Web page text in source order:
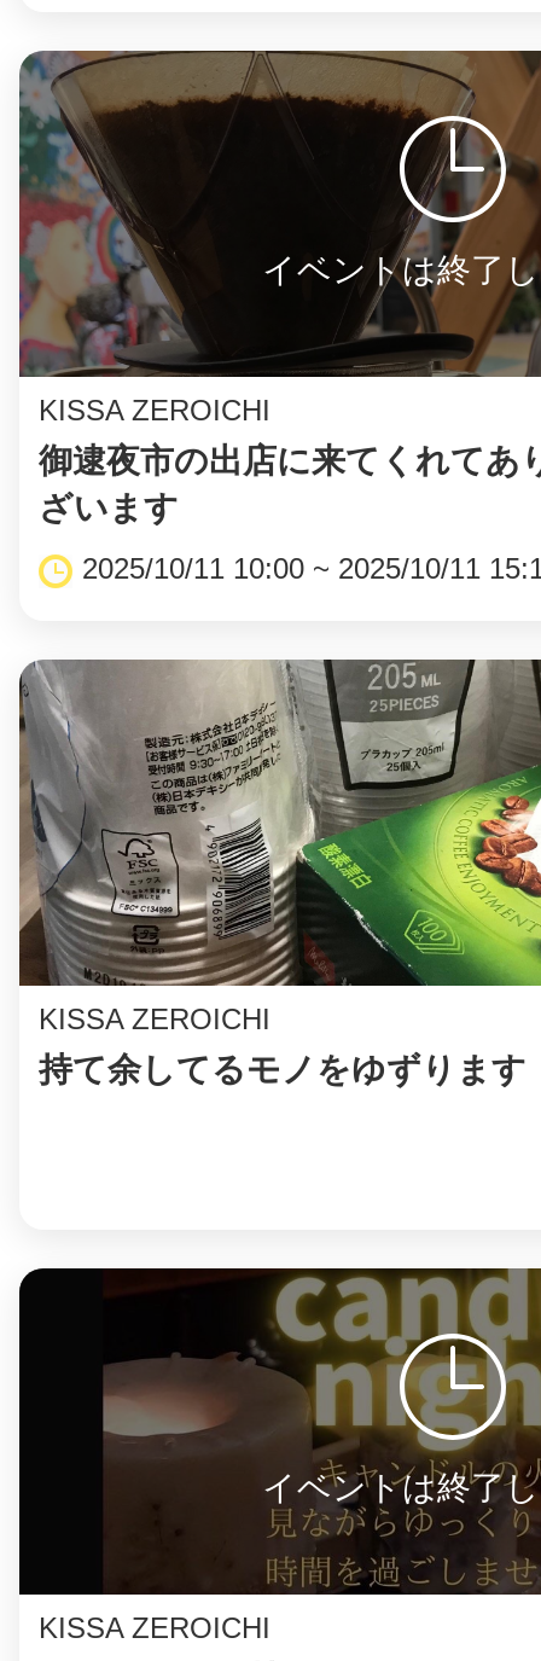
イベントは終了
KISSA ZEROICHI
御逮夜市の出店に来てくれてあ
ざいます
2025/10/11 10:00 ~ 2025/10/11
KISSA ZEROICHI
持て余してるモノをゆずります
イベントは終了
KISSA ZEROICHI
まちのコイン
お知らせ
ヘルプ
お問い合わせ
©︎ KAYAC Inc.All